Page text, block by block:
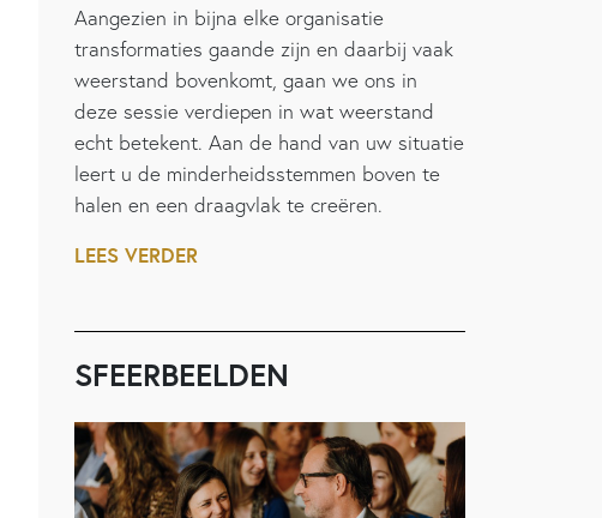
Aangezien in bijna elke organisatie
transformaties gaande zijn en daarbij vaak
weerstand bovenkomt, gaan we ons in
deze sessie verdiepen in wat weerstand
echt betekent. Aan de hand van uw situatie
leert u de minderheidsstemmen boven te
halen en een draagvlak te creëren.
LEES VERDER
SFEERBEELDEN